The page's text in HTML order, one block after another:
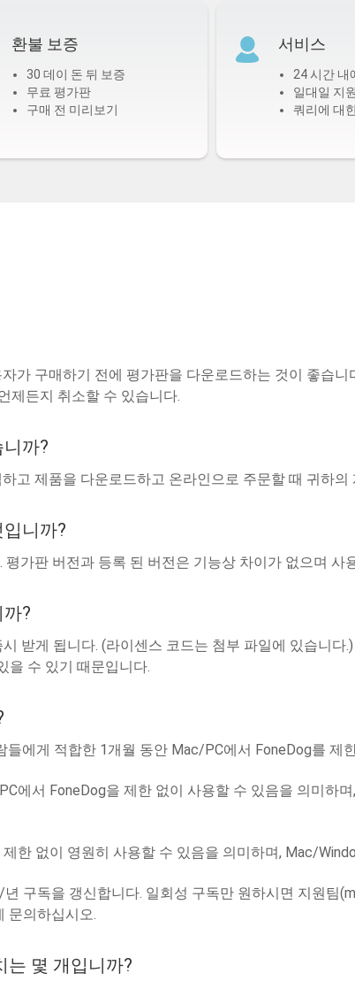
환불 보증
30 데이 돈 뒤 보증
무료 평가판
구매 전 미리보기
서비스
24 시간 내
일대일 지원
쿼리에 대
가 구매하기 전에 평가판을 다운로드하는 것이 좋습
제든지 취소할 수 있습니다.
까?
고 제품을 다운로드하고 온라인으로 주문할 때 귀하의
니까?
가판 버전과 등록 된 버전은 기능상 차이가 없으며 사
?
받게 됩니다. (라이센스 코드는 첨부 파일에 있습니
을 수 있기 때문입니다.
에게 적합한 1개월 동안 Mac/PC에서 FoneDog를 제
에서 FoneDog을 제한 없이 사용할 수 있음을 의미하
한 없이 영원히 사용할 수 있음을 의미하며, Mac/
구독을 갱신합니다. 일회성 구독만 원하시면 지원팀
문의하십시오.
는 몇 개입니까?